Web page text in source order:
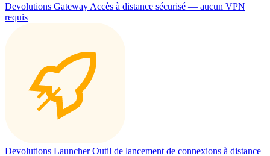
Devolutions Gateway Accès à distance sécurisé — aucun VPN
requis
Devolutions Launcher Outil de lancement de connexions à distance